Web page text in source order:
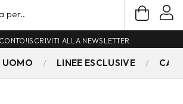
ISCRIVITI ALLA NEWSLETTER
UOMO LINEE ESCLUSIVE